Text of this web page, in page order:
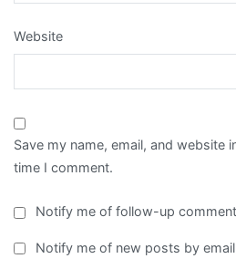
Website
Save my name, email, and website
time I comment.
Notify me of follow-up
Notify me of new posts by